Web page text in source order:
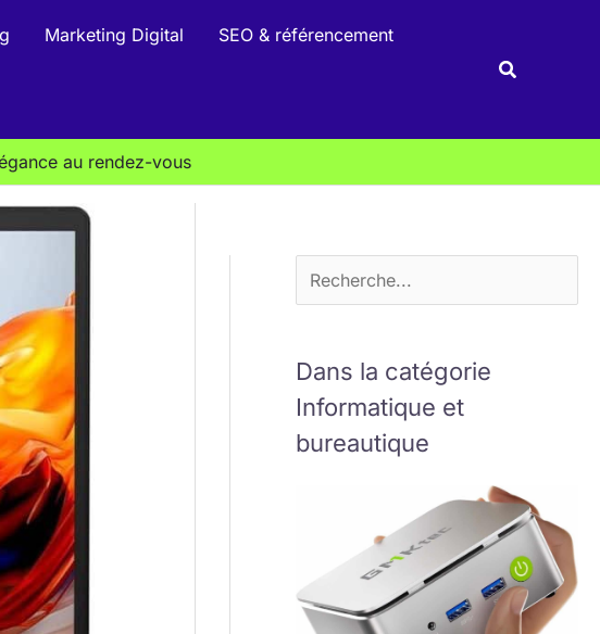
Marketing Digital SEO & référencement
au rendez-vous
r
h
Dans la catégorie
Informatique et
bureautique